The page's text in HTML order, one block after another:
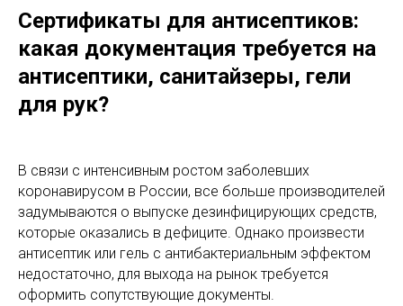
Сертификаты для антисептиков:
какая документация требуется на
антисептики, санитайзеры, гели
для рук?
В связи с интенсивным ростом заболевших
коронавирусом в России, все больше производителей
задумываются о выпуске дезинфицирующих средств,
которые оказались в дефиците. Однако произвести
антисептик или гель с антибактериальным эффектом
недостаточно, для выхода на рынок требуется
оформить сопутствующие документы.